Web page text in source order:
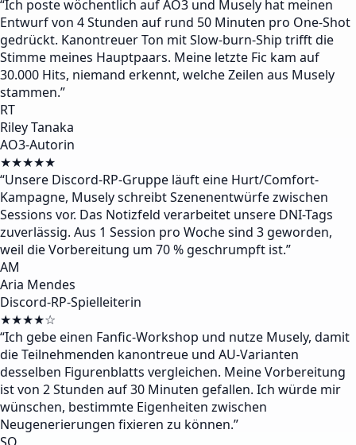
“Ich poste wöchentlich auf AO3 und Musely hat meinen
Entwurf von 4 Stunden auf rund 50 Minuten pro One-Shot
gedrückt. Kanontreuer Ton mit Slow-burn-Ship trifft die
Stimme meines Hauptpaars. Meine letzte Fic kam auf
30.000 Hits, niemand erkennt, welche Zeilen aus Musely
stammen.”
RT
Riley Tanaka
AO3-Autorin
★★★★★
“Unsere Discord-RP-Gruppe läuft eine Hurt/Comfort-
Kampagne, Musely schreibt Szenenentwürfe zwischen
Sessions vor. Das Notizfeld verarbeitet unsere DNI-Tags
zuverlässig. Aus 1 Session pro Woche sind 3 geworden,
weil die Vorbereitung um 70 % geschrumpft ist.”
AM
Aria Mendes
Discord-RP-Spielleiterin
★★★★☆
“Ich gebe einen Fanfic-Workshop und nutze Musely, damit
die Teilnehmenden kanontreue und AU-Varianten
desselben Figurenblatts vergleichen. Meine Vorbereitung
ist von 2 Stunden auf 30 Minuten gefallen. Ich würde mir
wünschen, bestimmte Eigenheiten zwischen
Neugenerierungen fixieren zu können.”